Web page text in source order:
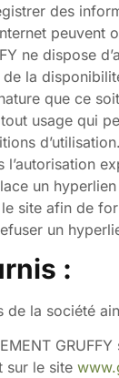
des
peuvent
ne dispose
de la
que ce
usage qui
un hyperlien
site afin de
un
:
de la société
sur le site